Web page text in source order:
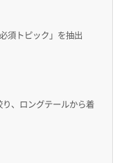
須トピック」を抽出
、ロングテールから着